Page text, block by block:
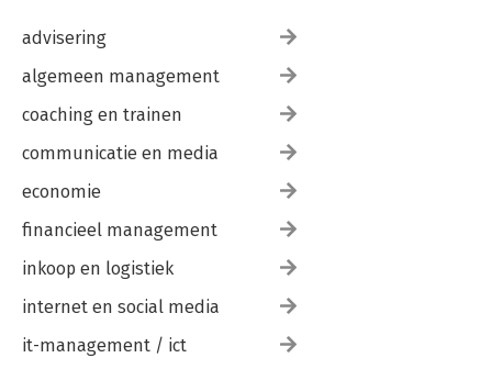
advisering
algemeen management
coaching en trainen
communicatie en media
economie
financieel management
inkoop en logistiek
internet en social media
it-management / ict